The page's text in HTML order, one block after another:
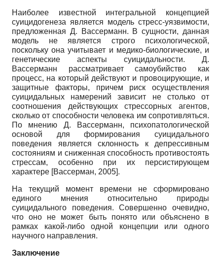
Наиболее известной интегральной концепцией
суицидогенеза является модель стресс-уязвимости,
предложенная Д. Вассерманн. В сущности, данная
модель не является строго психологической,
поскольку она учитывает и медико-биологические, и
генетические аспекты суицидальности. Д.
Вассерманн рассматривает самоубийство как
процесс, на который действуют и провоцирующие, и
защитные факторы, причем риск осуществления
суицидальных намерений зависит не столько от
соотношения действующих стрессорных агентов,
сколько от способности человека им сопротивляться.
По мнению Д. Вассерманн, психопатологической
основой для формирования суицидального
поведения является склонность к депрессивным
состояниям и сниженная способность противостоять
стрессам, особенно при их персистирующем
характере [Вассерман, 2005].
На текущий момент времени не сформировано
единого мнения относительно природы
суицидального поведения. Совершенно очевидно,
что оно не может быть понято или объяснено в
рамках какой-либо одной концепции или одного
научного направления.
Заключение